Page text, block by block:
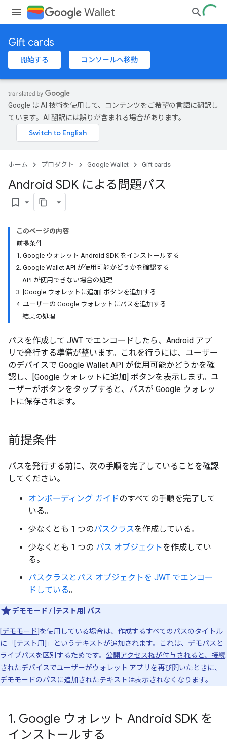
Wallet
Gift cards
開始する コンソールへ移動
Google は AI 技術を使用して、コンテンツをご希望の言語に翻訳し
ています。AI 翻訳には誤りが含まれる場合があります。
ホーム プロダクト Google Wallet Gift cards
Android SDK による問題パス
bookmark_border
このページの内容
前提条件
1. Google ウォレット Android SDK をインストールする
2. Google Wallet API が使用可能かどうかを確認する
API が使用できない場合の処理
3. [Google ウォレットに追加] ボタンを追加する
4. ユーザーの Google ウォレットにパスを追加する
結果の処理
パスを作成して JWT でエンコードしたら、Android アプ
リで発行する準備が整います。これを行うには、ユーザー
のデバイスで Google Wallet API が使用可能かどうかを確
認し、[Google ウォレットに追加] ボタンを表示します。ユ
ーザーがボタンをタップすると、パスが Google ウォレッ
トに保存されます。
前提条件
パスを発行する前に、次の手順を完了していることを確認
してください。
オンボーディング ガイドのすべての手順を完了して
いる。
少なくとも 1 つのパスクラスを作成している。
少なくとも 1 つの パス オブジェクトを作成してい
る。
パスクラスとパス オブジェクトを JWT でエンコー
ドしている。
デモモード / [テスト用] パス
[デモモード ]を使用している場合は、作成するすべてのパスのタイトル
に「[テスト用]」というテキストが追加されます。これは、デモパスと
ライブパスを区別するためです。 公開アクセス権が付与されると、接続
されたデバイスでユーザーがウォレット アプリを再び開いたときに、
デモモードのパスに追加されたテキストは表示されなくなります。
1. Google ウォレット Android SDK を
インストールする